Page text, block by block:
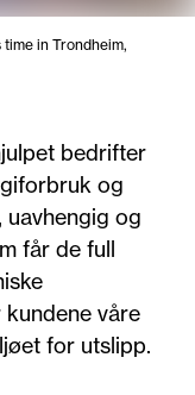
in Trondheim,
bedrifter
og
uavhengig og
får de full
kundene våre
for utslipp.